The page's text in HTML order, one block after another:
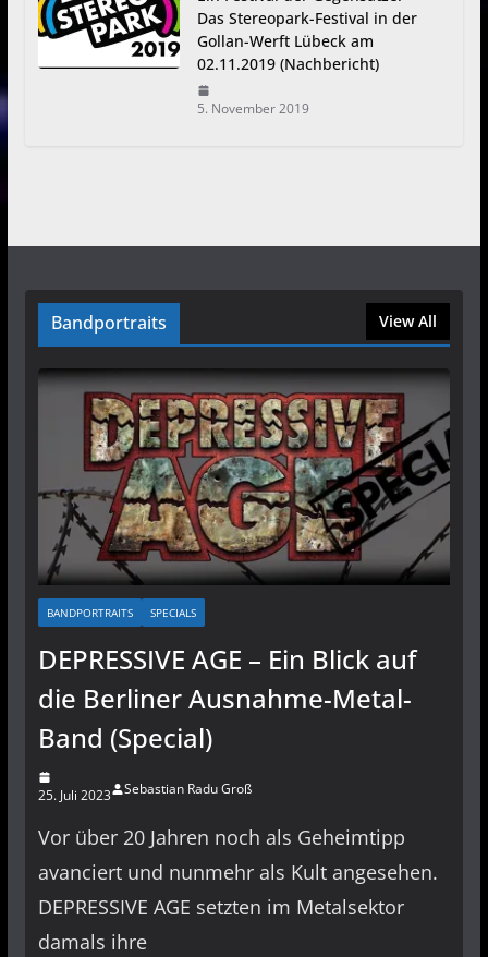
Das Stereopark-Festival in der
Gollan-Werft Lübeck am
02.11.2019 (Nachbericht)
5. November 2019
Bandportraits View All
BANDPORTRAITS SPECIALS
DEPRESSIVE AGE – Ein Blick auf
die Berliner Ausnahme-Metal-
Band (Special)
25. Juli 2023 Sebastian Radu Groß
Vor über 20 Jahren noch als Geheimtipp
avanciert und nunmehr als Kult angesehen.
DEPRESSIVE AGE setzten im Metalsektor
damals ihre